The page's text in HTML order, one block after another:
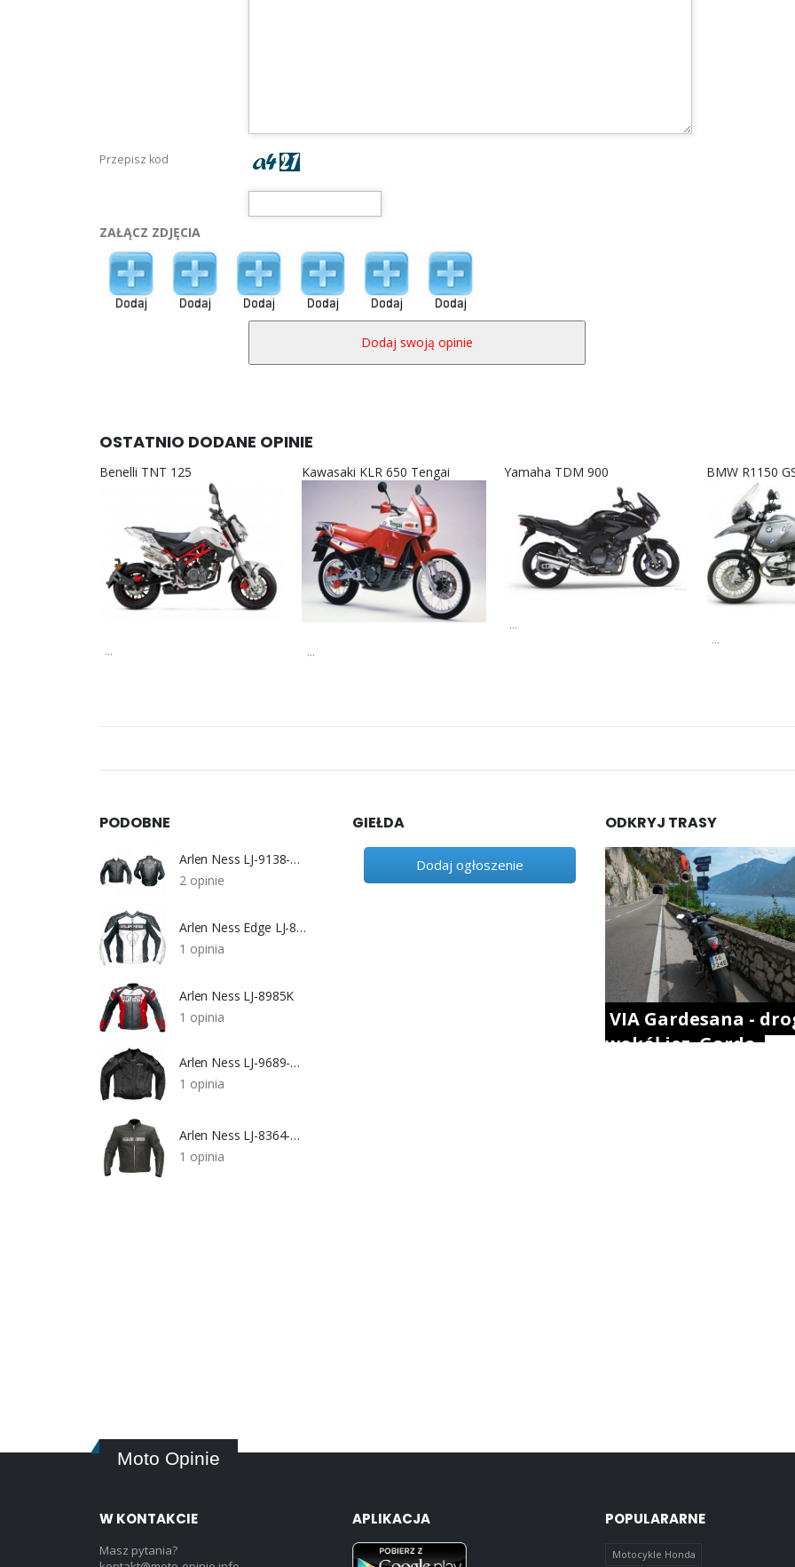
Przepisz kod
ZAŁĄCZ ZDJĘCIA
OSTATNIO DODANE OPINIE
Benelli TNT 125
...
Kawasaki KLR 650 Tengai
...
Yamaha TDM 900
...
BMW R1150
...
PODOBNE
Arlen Ness LJ-9138-AN
2 opinie
Arlen Ness Edge LJ-8984-899-AN
1 opinia
Arlen Ness LJ-8985K
1 opinia
Arlen Ness LJ-9689-AN
1 opinia
Arlen Ness LJ-8364-AN
1 opinia
GIEŁDA
Dodaj ogłoszenie
ODKRYJ TRASY
VIA Gardesana -
wokół jez. Garda.
Moto Opinie
W KONTAKCIE
Masz pytania?
APLIKACJA POPULARARNE
Motocykle Honda